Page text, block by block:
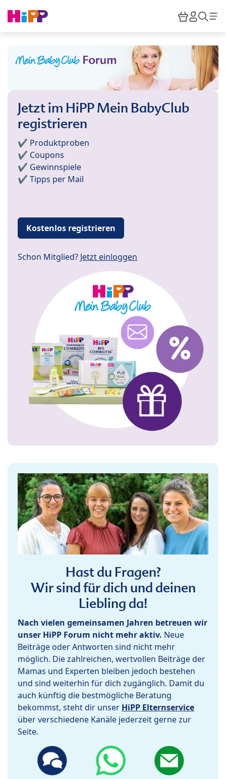
HiPP
Jetzt im HiPP Mein BabyClub
registrieren
✔️ Produktproben
✔️ Coupons
✔️ Gewinnspiele
✔️ Tipps per Mail
Kostenlos registrieren
Schon Mitglied? Jetzt einloggen
Hast du Fragen?
Wir sind für dich und deinen
Liebling da!
Nach vielen gemeinsamen Jahren betreuen wir
unser HiPP Forum nicht mehr aktiv. Neue
Beiträge oder Antworten sind nicht mehr
möglich. Die zahlreichen, wertvollen Beiträge der
Mamas und Experten bleiben jedoch bestehen
und sind weiterhin für dich zugänglich. Damit du
auch künftig die bestmögliche Beratung
bekommst, steht dir unser HiPP Elternservice
über verschiedene Kanäle jederzeit gerne zur
Seite.